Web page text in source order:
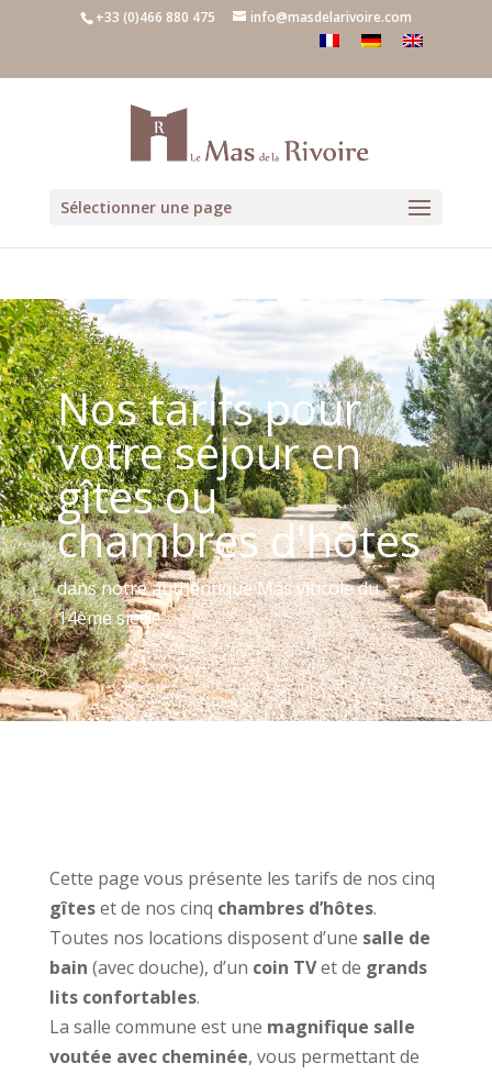
+33 (0)466 880 475 info@masdelarivoire.com
Sélectionner une page
Nos tarifs pour
votre séjour en
gîtes ou
chambres d'hôtes
dans notre authentique Mas viticole du
14ème siècle
Cette page vous présente les tarifs de nos cinq
gîteset de nos cinq chambres d’hôtes.
Toutes nos locations disposent d’une salle de
bain (avec douche), d’un coin TVet de grands
lits confortables.
La salle commune est une magnifique salle
voutée avec cheminée, vous permettant de